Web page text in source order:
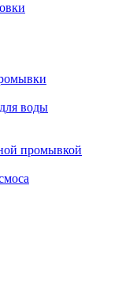
воды
промывкой